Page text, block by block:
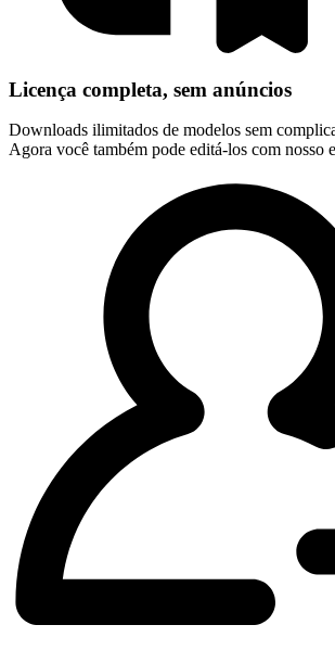
Licença completa, sem anúncios
Downloads ilimitados de modelos sem
Agora você também pode editá-los com nosso